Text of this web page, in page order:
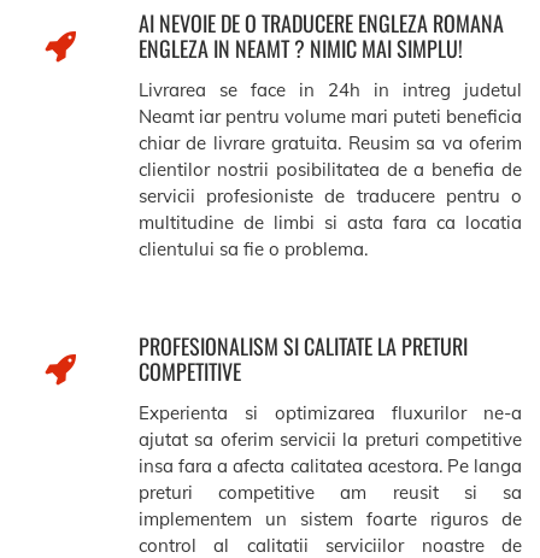
AI NEVOIE DE O TRADUCERE ENGLEZA ROMANA
ENGLEZA IN NEAMT ? NIMIC MAI SIMPLU!
Livrarea se face in 24h in intreg judetul
Neamt iar pentru volume mari puteti beneficia
chiar de livrare gratuita. Reusim sa va oferim
clientilor nostrii posibilitatea de a benefia de
servicii profesioniste de traducere pentru o
multitudine de limbi si asta fara ca locatia
clientului sa fie o problema.
PROFESIONALISM SI CALITATE LA PRETURI
COMPETITIVE
Experienta si optimizarea fluxurilor ne-a
ajutat sa oferim servicii la preturi competitive
insa fara a afecta calitatea acestora. Pe langa
preturi competitive am reusit si sa
implementem un sistem foarte riguros de
control al calitatii serviciilor noastre de